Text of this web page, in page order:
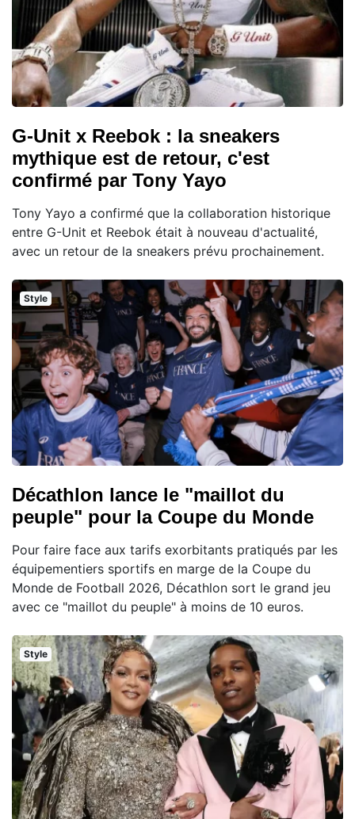
G-Unit x Reebok : la sneakers
mythique est de retour, c'est
confirmé par Tony Yayo
Tony Yayo a confirmé que la collaboration historique
entre G-Unit et Reebok était à nouveau d'actualité,
avec un retour de la sneakers prévu prochainement.
Style
Décathlon lance le "maillot du
peuple" pour la Coupe du Monde
Pour faire face aux tarifs exorbitants pratiqués par les
équipementiers sportifs en marge de la Coupe du
Monde de Football 2026, Décathlon sort le grand jeu
avec ce "maillot du peuple" à moins de 10 euros.
Style